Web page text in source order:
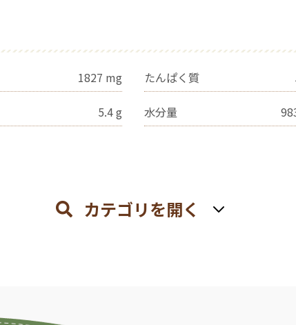
1827 mg たんぱく質
5.4g 水分量
カテゴリを開く